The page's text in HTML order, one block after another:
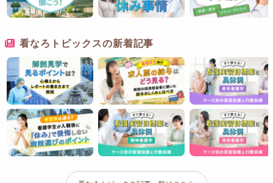
看なろトピックスの新着記事